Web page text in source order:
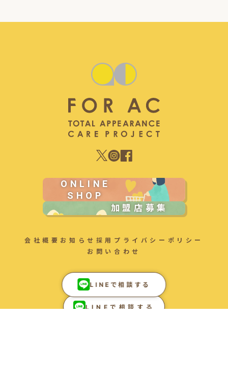
LINEで相談する
ONLINE
SHOP
加盟店募集
会社概要 お知らせ 採用 プライバシーポリシー
お問い合わせ
LINEで相談する